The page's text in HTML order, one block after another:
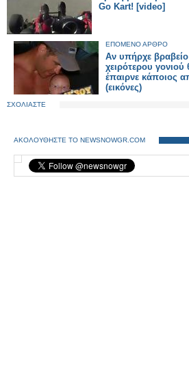
Go Kart! [video]
ΕΠΟΜΕΝΟ ΑΡΘΡΟ
Αν υπήρχε βραβείο
χειρότερου γονιού
έπαιρνε κάποιος
(εικόνες)
ΣΧΟΛΙΑΣΤΕ
ΑΚΟΛΟΥΘΗΣΤΕ ΤΟ NEWSNOWGR.COM